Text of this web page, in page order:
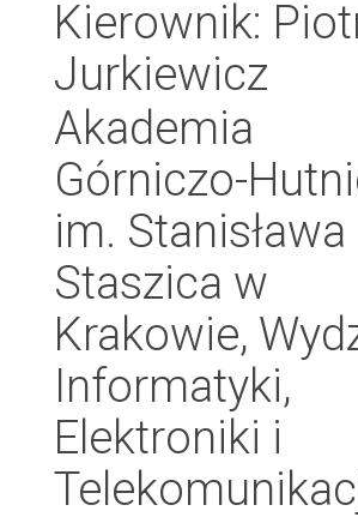
Kierownik:
Jurkiewicz
Akademia
Górniczo-
im. Stanisława
Staszica w
Krakowie,
Informatyki,
Elektroniki i